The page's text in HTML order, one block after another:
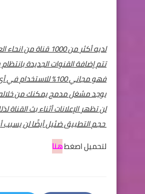
لديه أكثر من 1000 قناة من انحاء العالم.
تتم إضافة القنوات الجديدة
فهو مجاني 100٪ للاستخدام في أي مكان في العالم.
يوجد مشغل مدمج يمكنك من
لن تظهر الإعلانات أثناء بث
حجم التطبيق ضئيل أيضًا لن
لتحميل اصغطهنا